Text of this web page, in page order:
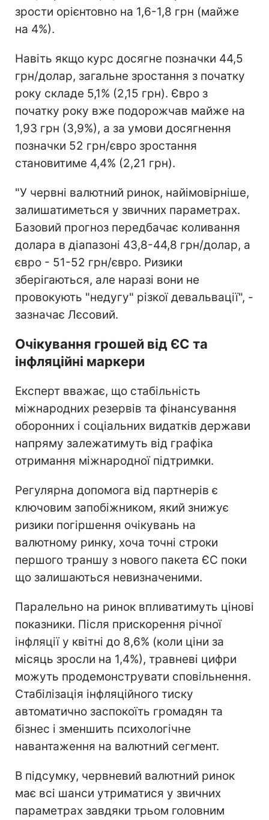
зрости орієнтовно на 1,6-1,8 грн (майже
на 4%).
Навіть якщо курс досягне позначки 44,5
грн/долар, загальне зростання з початку
року складе 5,1% (2,15 грн). Євро з
початку року вже подорожчав майже на
1,93 грн (3,9%), а за умови досягнення
позначки 52 грн/євро зростання
становитиме 4,4% (2,21 грн).
"У червні валютний ринок, найімовірніше,
залишатиметься у звичних параметрах.
Базовий прогноз передбачає коливання
долара в діапазоні 43,8-44,8 грн/долар, а
євро - 51-52 грн/євро. Ризики
зберігаються, але наразі вони не
провокують "недугу" різкої девальвації", -
зазначає Лєсовий.
Очікування грошей від ЄС та
інфляційні маркери
Експерт вважає, що стабільність
міжнародних резервів та фінансування
оборонних і соціальних видатків держави
напряму залежатимуть від графіка
отримання міжнародної підтримки.
Регулярна допомога від партнерів є
ключовим запобіжником, який знижує
ризики погіршення очікувань на
валютному ринку, хоча точні строки
першого траншу з нового пакета ЄС поки
що залишаються невизначеними.
Паралельно на ринок впливатимуть цінові
показники. Після прискорення річної
інфляції у квітні до 8,6% (коли ціни за
місяць зросли на 1,4%), травневі цифри
можуть продемонструвати сповільнення.
Стабілізація інфляційного тиску
автоматично заспокоїть громадян та
бізнес і зменшить психологічне
навантаження на валютний сегмент.
В підсумку, червневий валютний ринок
має всі шанси утриматися у звичних
параметрах завдяки трьом головним